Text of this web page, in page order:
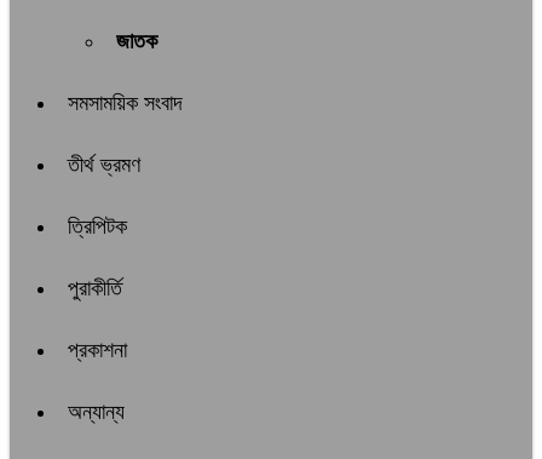
জাতক
সমসাময়িক সংবাদ
তীর্থ ভ্রমণ
ত্রিপিটক
পুরাকীর্তি
প্রকাশনা
অন্যান্য